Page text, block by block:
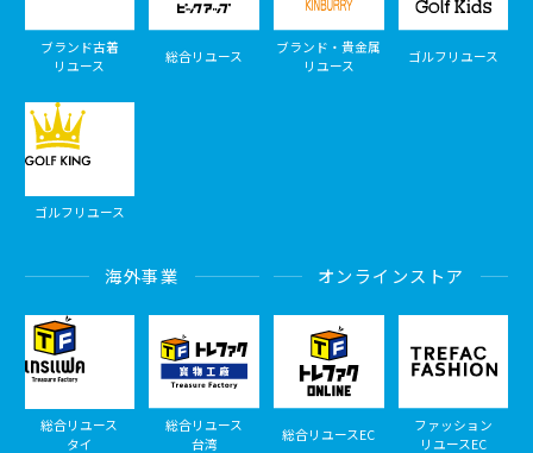
ブランド古着
リユース
総合リユース
ブランド・貴金属
リユース
ゴルフリユース
ゴルフリユース
海外事業
総合リユース
タイ
総合リユース
台湾
オンラインストア
総合リユースEC
ファッション
リユースEC